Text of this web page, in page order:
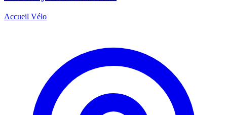
Accueil Vélo